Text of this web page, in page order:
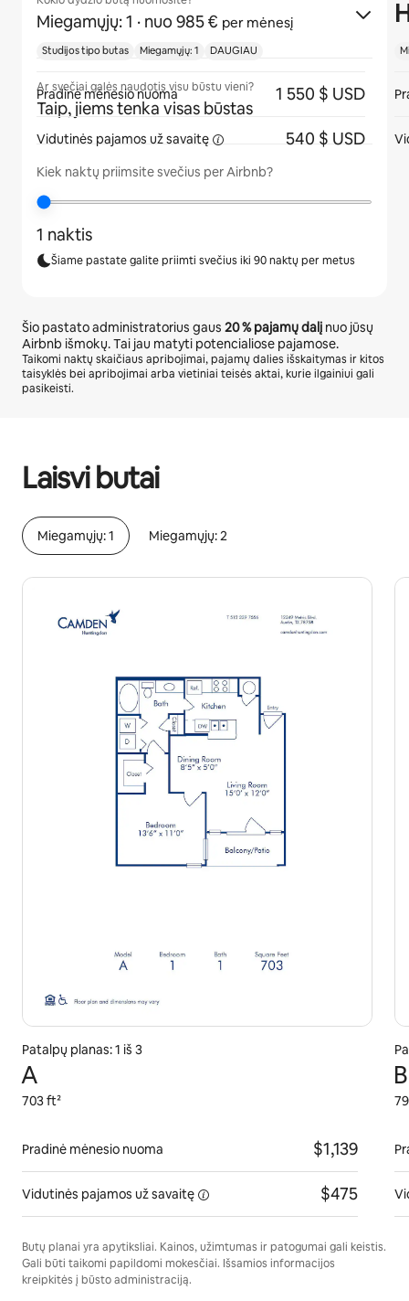
Miegamųjų: 1 · nuo 985 € per mėnesį
Ar svečiai galės naudotis visu būstu vieni?
Taip, jiems tenka visas būstas
Kiek naktų priimsite svečius per Airbnb?
1 naktis
Šiame pastate galite priimti svečius iki 90 naktų per metus
Šio pastato administratorius gaus 20 %pajamų dalį nuo jūsų
Airbnb išmokų. Tai jau matyti potencialiose pajamose.
Taikomi naktų skaičiaus apribojimai, pajamų dalies išskaitymas ir kitos
taisyklės bei apribojimai arba vietiniai teisės aktai, kurie ilgainiui gali
pasikeisti.
Laisvi butai
Miegamųjų: 1 Miegamųjų: 2
Patalpų planas: 1 iš 3
A
703 ft²
Pradinė mėnesio nuoma $1,139
Vidutinės pajamos už savaitę $475
B
Butų planai yra apytiksliai. Kainos, užimtumas ir patogumai gali keistis.
Gali būti taikomi papildomi mokesčiai. Išsamios informacijos
kreipkitės į būsto administraciją.
Studijos tipo butas Miegamųjų: 1 DAUGIAU
Pradinė mėnesio nuoma 1 550 $ USD
Vidutinės pajamos už savaitę 540 $ USD